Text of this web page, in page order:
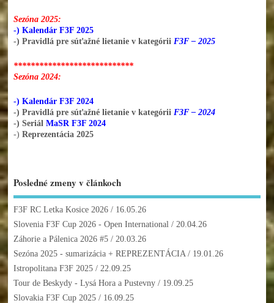
Sezóna 2025:
-) Kalendár F3F 2025
-) Pravidlá pre súťažné lietanie v kategórii F3F – 2025
****************************
Sezóna 2024:
-) Kalendár F3F 2024
-) Pravidlá pre súťažné lietanie v kategórii F3F – 2024
-) Seriál MaSR F3F 2024
-) Reprezentácia 2025
Posledné zmeny v článkoch
F3F RC Letka Kosice 2026/ 16.05.26
Slovenia F3F Cup 2026 - Open International/ 20.04.26
Záhorie a Pálenica 2026 #5/ 20.03.26
Sezóna 2025 - sumarizácia + REPREZENTÁCIA/ 19.01.26
Istropolitana F3F 2025/ 22.09.25
Tour de Beskydy - Lysá Hora a Pustevny/ 19.09.25
Slovakia F3F Cup 2025/ 16.09.25